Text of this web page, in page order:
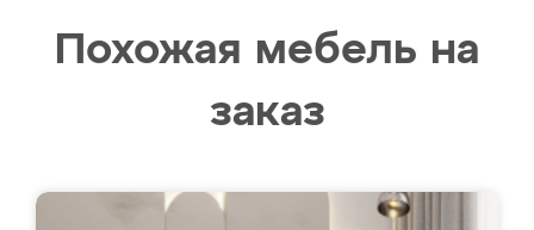
Похожая мебель на
заказ